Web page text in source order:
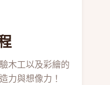
木工以及彩繪的
力與想像力！